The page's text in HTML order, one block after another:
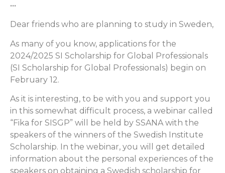
•••
Dear friends who are planning to study in Sweden,
As many of you know, applications for the
2024/2025 SI Scholarship for Global Professionals
(SI Scholarship for Global Professionals) begin on
February 12.
As it is interesting, to be with you and support you
in this somewhat difficult process, a webinar called
“Fika for SISGP” will be held by SSANA with the
speakers of the winners of the Swedish Institute
Scholarship. In the webinar, you will get detailed
information about the personal experiences of the
speakers on obtaining a Swedish scholarship for